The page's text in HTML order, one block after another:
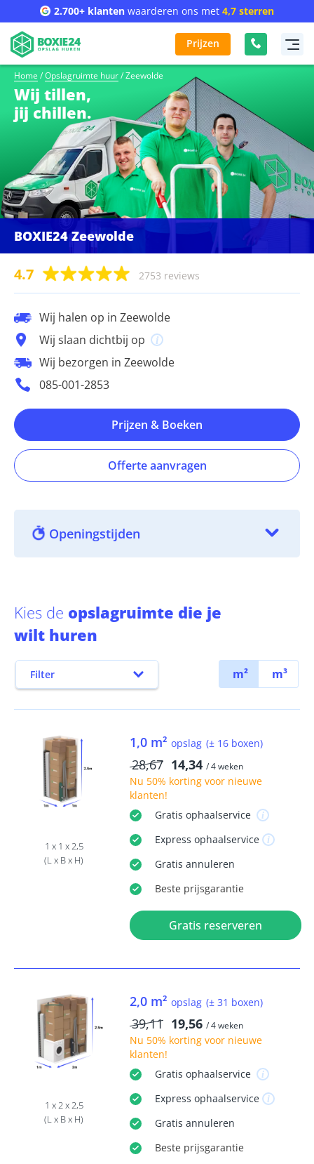
2.700+ klanten waarderen ons met 4,7 sterren
Prijzen
Home / Opslagruimte huur/ Zeewolde
Wij tillen,
jij chillen.
BOXIE24 Zeewolde
4.7 2753 reviews
Wij halen op in Zeewolde
Wij slaan dichtbij op
Wij bezorgen in Zeewolde
085-001-2853
Prijzen & Boeken
Offerte aanvragen
Openingstijden
Kies de opslagruimte die je
wilt huren
Filter m² m³
1 x 1 x 2,5
(L x B x H)
1,0 m² opslag (± 16 boxen)
28,67 14,34 / 4 weken
Nu 50% kortingvoor nieuwe
klanten!
Gratis ophaalservice
Express ophaalservice
Gratis annuleren
Beste prijsgarantie
Gratis reserveren
1 x 2 x 2,5
(L x B x H)
2,0 m² opslag (± 31 boxen)
39,11 19,56 / 4 weken
Nu 50% kortingvoor nieuwe
klanten!
Gratis ophaalservice
Express ophaalservice
Gratis annuleren
Beste prijsgarantie